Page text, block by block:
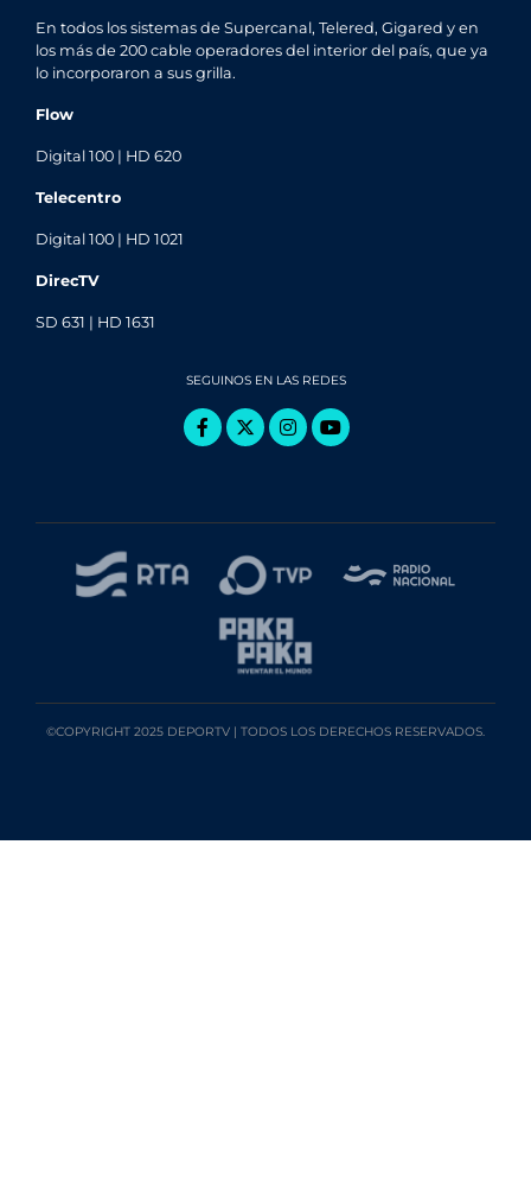
En todos los sistemas de Supercanal, Telered, Gigared y en
los más de 200 cable operadores del interior del país, que ya
lo incorporaron a sus grilla.
Flow
Digital 100 | HD 620
Telecentro
Digital 100 | HD 1021
DirecTV
SD 631 | HD 1631
SEGUINOS EN LAS REDES
©COPYRIGHT 2025 DEPORTV | TODOS LOS DERECHOS RESERVADOS.